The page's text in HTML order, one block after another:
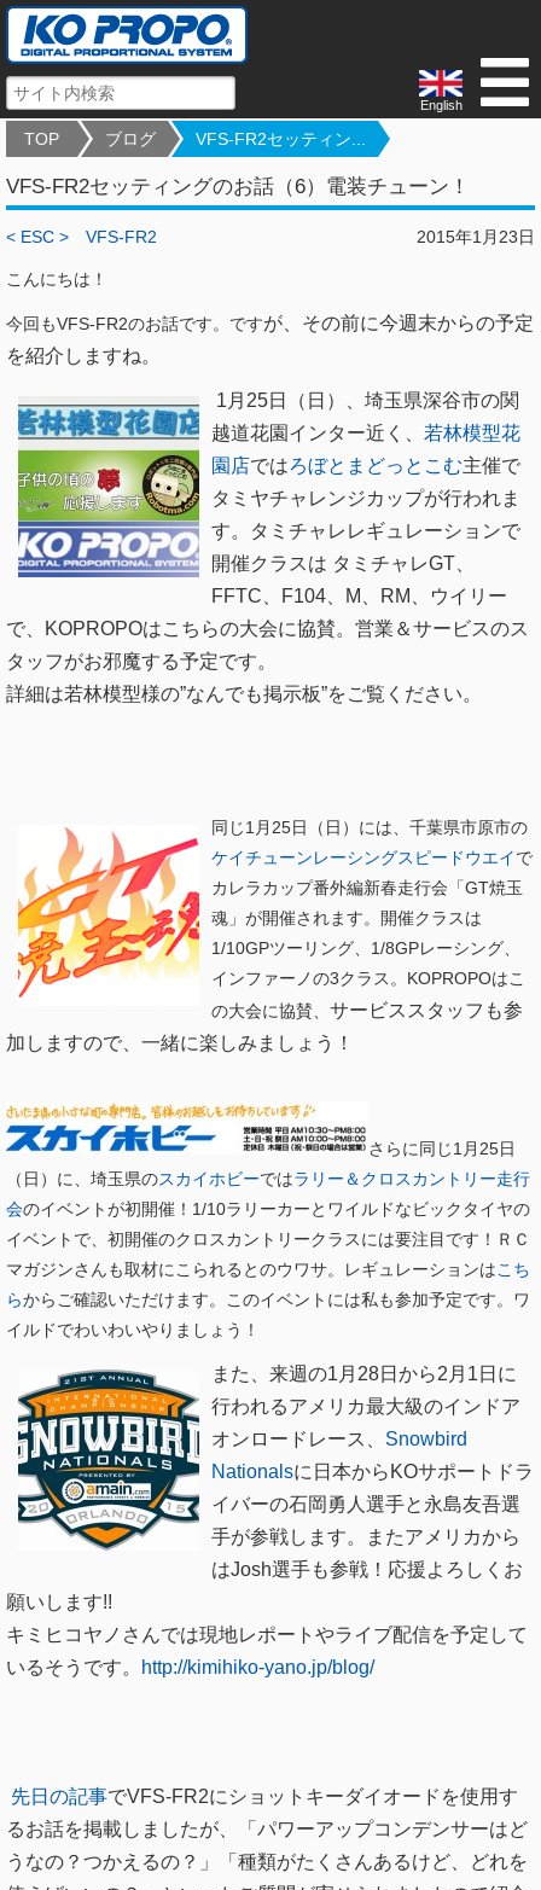
English
TOP ブログ VFS-FR2セッティン...
VFS-FR2セッティングのお話（6）電装チューン！
2015年1月23日
< ESC > VFS-FR2
こんにちは！
今回もVFS-FR2のお話です。ですが、その前に今週末からの予定
を紹介しますね。
1月25日（日）、埼玉県深谷市の関
越道花園インター近く、 若林模型花
園店ではろぼとまどっとこむ主催で
タミヤチャレンジカップが行われま
す。タミチャレレギュレーションで
開催クラスは タミチャレGT、
FFTC、F104、M、RM、ウイリー
で、KOPROPOはこちらの大会に協賛。営業＆サービスのス
タッフがお邪魔する予定です。
詳細は若林模型様の”なんでも掲示板”をご覧ください。
同じ1月25日（日）には、千葉県市原市の
ケイチューンレーシングスピードウエイで
カレラカップ番外編新春走行会「GT焼玉
魂」が開催されます。開催クラスは
1/10GPツーリング、1/8GPレーシング、
インファーノの3クラス。KOPROPOはこ
の大会に協賛、 サービススタッフも参
加しますので、一緒に楽しみましょう！
さらに同じ1月25日
（日）に、埼玉県のスカイホビーではラリー＆クロスカントリー走行
会のイベントが初開催！1/10ラリーカーとワイルドなビックタイヤの
イベントで、初開催のクロスカントリークラスには要注目です！ＲＣ
マガジンさんも取材にこられるとのウワサ。レギュレーションはこち
らからご確認いただけます。このイベントには私も参加予定です。ワ
イルドでわいわいやりましょう！
また、来週の1月28日から2月1日に
行われるアメリカ最大級のイン ドア
オンロードレース、 Snowbird
Nationalsに日本からKOサポートドラ
イバーの石岡勇人選手と永島友吾選
手が参戦します。またアメリカから
はJosh選手も参戦！応援よろしくお
願いします!!
キミヒコヤノさんでは現地レポートやライブ配信を予定して
いるそうです。
http://kimihiko-yano.jp/blog/
先日の記事でVFS-FR2にショットキーダイオードを使用す
るお話を掲載しましたが、「パワーアップコンデンサーはど
うなの？つかえるの？」「種類がたくさんあるけど、どれを